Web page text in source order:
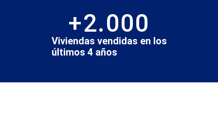
Viviendas vendidas en los
últimos 4 años
+2.000